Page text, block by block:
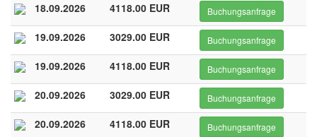
18.09.2026 4118.00 EUR Buchungsanfrage
19.09.2026 3029.00 EUR Buchungsanfrage
19.09.2026 4118.00 EUR Buchungsanfrage
20.09.2026 3029.00 EUR Buchungsanfrage
20.09.2026 4118.00 EUR Buchungsanfrage